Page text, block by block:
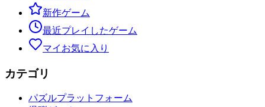
新作ゲーム
最近プレイしたゲーム
マイお気に入り
カテゴリ
パズルプラットフォーム